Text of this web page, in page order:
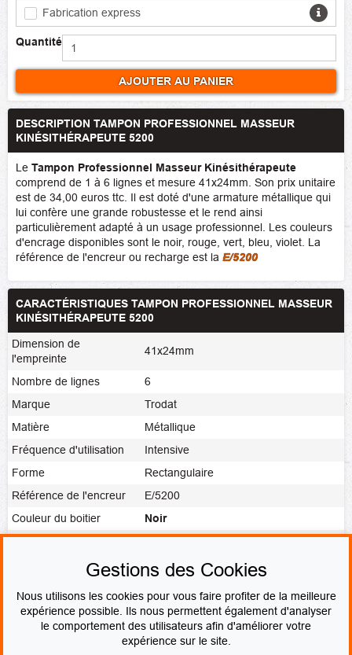
Fabrication express
Quantité
AJOUTER AU PANIER
DESCRIPTION TAMPON PROFESSIONNEL MASSEUR
KINÉSITHÉRAPEUTE 5200
Le Tampon Professionnel Masseur Kinésithérapeute
comprend de 1 à 6 lignes et mesure 41x24mm. Son prix unitaire
est de 34,00 euros ttc. Il est doté d'une armature métallique qui
lui confère une grande robustesse et le rend ainsi
particulièrement adapté à un usage professionnel. Les couleurs
d'encrage disponibles sont le noir, rouge, vert, bleu, violet. La
référence de l'encreur ou recharge est la E/5200
CARACTÉRISTIQUES TAMPON PROFESSIONNEL MASSEUR
KINÉSITHÉRAPEUTE 5200
Dimension de
l'empreinte
41x24mm
Nombre de lignes
6
Marque
Trodat
Matière
Métallique
Fréquence d'utilisation
Intensive
Forme
Rectangulaire
Référence de l'encreur
E/5200
Couleur du boitier
Noir
Noir,Rouge,Bleu,Vert,Violet,
Fabrication express
PAIEMENT SÉCURISÉ
Gestions des Cookies
Nous utilisons les cookies pour vous faire profiter de la meilleure
expérience possible. Ils nous permettent également d'analyser
le comportement des utilisateurs afin d'améliorer votre
expérience sur le site.